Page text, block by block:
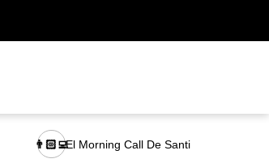
👨🏻‍💻El Morning Call De Santi